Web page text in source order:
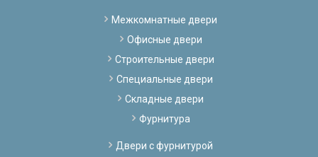
Межкомнатные двери
Офисные двери
Строительные двери
Специальные двери
Складные двери
Фурнитура
Двери с фурнитурой